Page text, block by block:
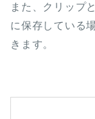
また、クリップ
に保存している
きます。